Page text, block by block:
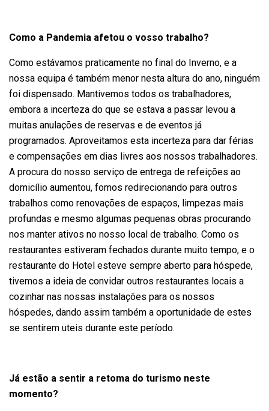
Como a Pandemia afetou o vosso trabalho?
Como estávamos praticamente no final do Inverno, e a
nossa equipa é também menor nesta altura do ano, ninguém
foi dispensado. Mantivemos todos os trabalhadores,
embora a incerteza do que se estava a passar levou a
muitas anulações de reservas e de eventos já
programados. Aproveitamos esta incerteza para dar férias
e compensações em dias livres aos nossos trabalhadores.
A procura do nosso serviço de entrega de refeições ao
domicílio aumentou, fomos redirecionando para outros
trabalhos como renovações de espaços, limpezas mais
profundas e mesmo algumas pequenas obras procurando
nos manter ativos no nosso local de trabalho. Como os
restaurantes estiveram fechados durante muito tempo, e o
restaurante do Hotel esteve sempre aberto para hóspede,
tivemos a ideia de convidar outros restaurantes locais a
cozinhar nas nossas instalações para os nossos
hóspedes, dando assim também a oportunidade de estes
se sentirem uteis durante este período.
Já estão a sentir a retoma do turismo neste
momento?